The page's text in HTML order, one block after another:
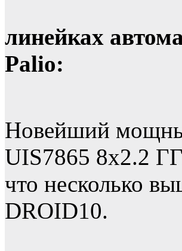
линейках
Palio:
Новейший
UIS7865 8х2.2
что несколько
DROID10.